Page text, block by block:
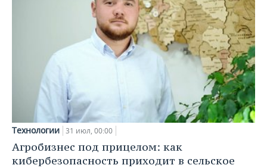
Технологии 31 июл, 00:00
Агробизнес под прицелом: как
кибербезопасность приходит в сельское